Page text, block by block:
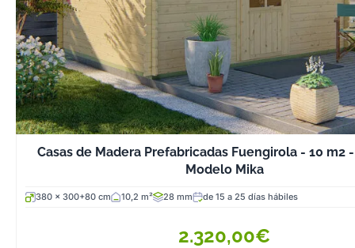
Casas de Madera Prefabricadas Fuengirola - 10 m2
Modelo Mika
380 x 300+80 cm 10,2 m² 28 mm de 15 a 25 días hábiles
2.320,00€